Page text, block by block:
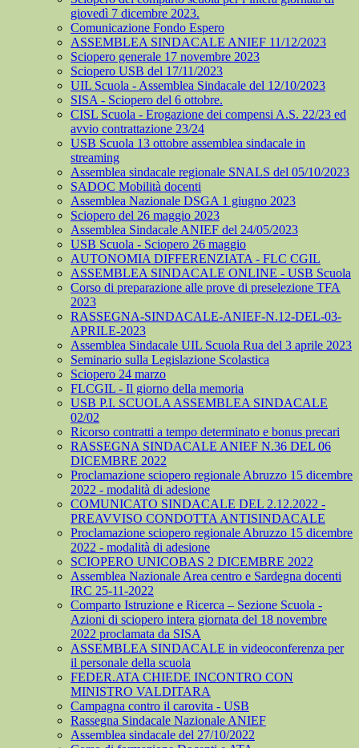
giovedì 7 dicembre 2023.
Comunicazione Fondo Espero
ASSEMBLEA SINDACALE ANIEF 11/12/2023
Sciopero generale 17 novembre 2023
Sciopero USB del 17/11/2023
UIL Scuola - Assemblea Sindacale del 12/10/2023
SISA - Sciopero del 6 ottobre.
CISL Scuola - Erogazione dei compensi A.S. 22/23 ed
avvio contrattazione 23/24
USB Scuola 13 ottobre assemblea sindacale in
streaming
Assemblea sindacale regionale SNALS del 05/10/2023
SADOC Mobilità docenti
Assemblea Nazionale DSGA 1 giugno 2023
Sciopero del 26 maggio 2023
Assemblea Sindacale ANIEF del 24/05/2023
USB Scuola - Sciopero 26 maggio
AUTONOMIA DIFFERENZIATA - FLC CGIL
ASSEMBLEA SINDACALE ONLINE - USB Scuola
Corso di preparazione alle prove di preselezione TFA
2023
RASSEGNA-SINDACALE-ANIEF-N.12-DEL-03-
APRILE-2023
Assemblea Sindacale UIL Scuola Rua del 3 aprile 2023
Seminario sulla Legislazione Scolastica
Sciopero 24 marzo
FLCGIL - Il giorno della memoria
USB P.I. SCUOLA ASSEMBLEA SINDACALE
02/02
Ricorso contratti a tempo determinato e bonus precari
RASSEGNA SINDACALE ANIEF N.36 DEL 06
DICEMBRE 2022
Proclamazione sciopero regionale Abruzzo 15 dicembre
2022 - modalità di adesione
COMUNICATO SINDACALE DEL 2.12.2022 -
PREAVVISO CONDOTTA ANTISINDACALE
Proclamazione sciopero regionale Abruzzo 15 dicembre
2022 - modalità di adesione
SCIOPERO UNICOBAS 2 DICEMBRE 2022
Assemblea Nazionale Area centro e Sardegna docenti
IRC 25-11-2022
Comparto Istruzione e Ricerca – Sezione Scuola -
Azioni di sciopero intera giornata del 18 novembre
2022 proclamata da SISA
ASSEMBLEA SINDACALE in videoconferenza per
il personale della scuola
FEDER.ATA CHIEDE INCONTRO CON
MINISTRO VALDITARA
Campagna contro il carovita - USB
Rassegna Sindacale Nazionale ANIEF
Assemblea sindacale del 27/10/2022